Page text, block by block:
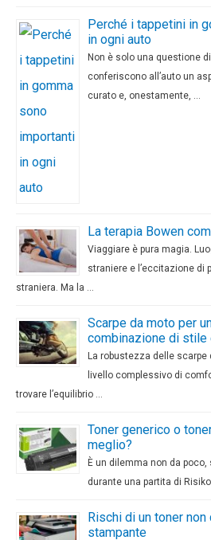
Perché i tappetini in
in ogni auto
Non è solo una questione
conferiscono all’auto un
curato e, onestamente, …
La terapia Bowen
Viaggiare è pura magia.
straniere e l’eccitazione di
straniera. Ma la …
Scarpe da moto per
combinazione di stile
La robustezza delle
livello complessivo di
trovare l’equilibrio …
Toner generico o
meglio?
È un dilemma non da
durante una partita di
Rischi di un toner
stampante